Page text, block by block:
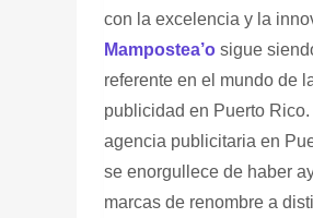
con la excelencia y la
Mampostea’osigue
referente en el mundo de
publicidad en Puerto Rico.
agencia publicitaria en
se enorgullece de haber
marcas de renombre a